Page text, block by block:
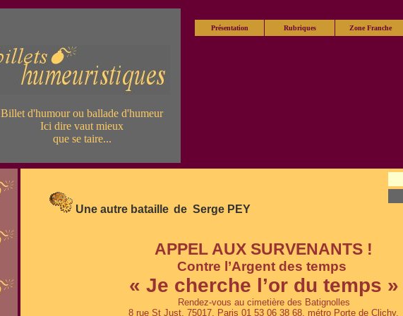
Billet d'humour ou ballade d'humeur
Ici dire vaut mieux
que se taire...
Présentation Rubriques Zone Franche
Une autre bataille de Serge PEY
APPEL AUX SURVENANTS !
Contre l’Argent des temps
« Je cherche l’or du temps »
Rendez-vous au cimetière des Batignolles
8 rue St Just, 75017, Paris 01 53 06 38 68, métro Porte de Clichy.